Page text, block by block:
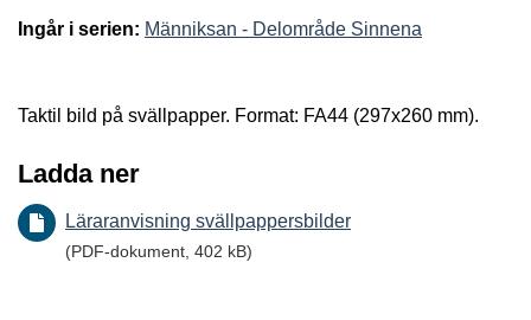
Ingår i serien: Männiksan - Delområde Sinnena
Taktil bild på svällpapper. Format: FA44 (297x260 mm).
Ladda ner
Läraranvisning svällpappersbilder
(PDF-dokument, 402 kB)